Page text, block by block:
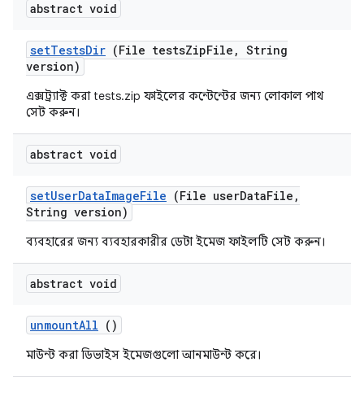
abstract void
setTestsDir (File testsZipFile , String
version)
এক্সট্র্যাক্ট করা tests.zip ফাইলের কন্টেন্টের জন্য লোকাল পাথ
সেট করুন।
abstract void
setUserDataImageFile (File userDataFile ,
String version)
ব্যবহারের জন্য ব্যবহারকারীর ডেটা ইমেজ ফাইলটি সেট করুন।
abstract void
unmountAll ()
মাউন্ট করা ডিভাইস ইমেজগুলো আনমাউন্ট করে।